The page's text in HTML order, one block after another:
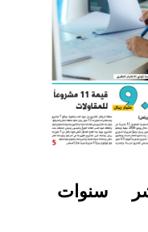
سنوات